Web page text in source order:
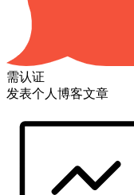
需认证
发表个人博客文章